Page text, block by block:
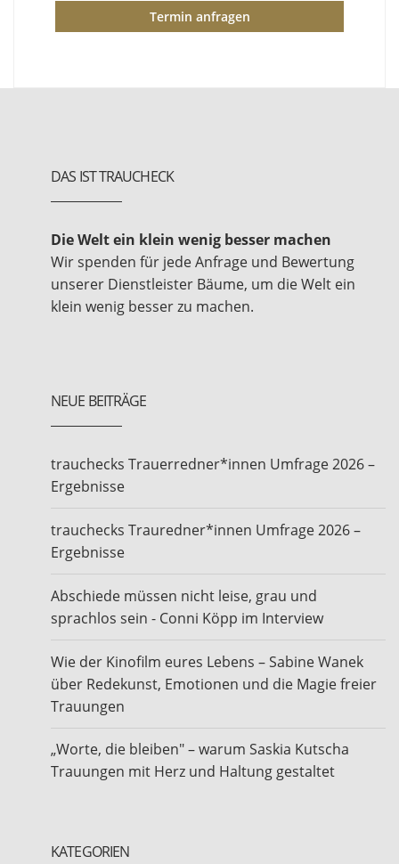
Termin anfragen
DAS IST TRAUCHECK
Die Welt ein klein wenig besser machen
Wir spenden für jede Anfrage und Bewertung
unserer Dienstleister Bäume, um die Welt ein
klein wenig besser zu machen.
NEUE BEITRÄGE
trauchecks Trauerredner*innen Umfrage 2026 –
Ergebnisse
trauchecks Trauredner*innen Umfrage 2026 –
Ergebnisse
Abschiede müssen nicht leise, grau und
sprachlos sein - Conni Köpp im Interview
Wie der Kinofilm eures Lebens – Sabine Wanek
über Redekunst, Emotionen und die Magie freier
Trauungen
„Worte, die bleiben" – warum Saskia Kutscha
Trauungen mit Herz und Haltung gestaltet
KATEGORIEN